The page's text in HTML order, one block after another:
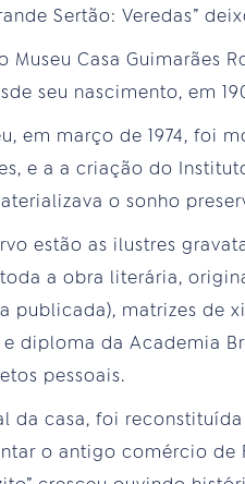
Sertão: Veredas”
Museu Casa
seu nascimento, em
em março de 1974, foi
e a a criação do
o sonho
estão as ilustres
a obra literária,
publicada), matrizes de
e diploma da Academia
pessoais.
da casa, foi
o antigo comércio de